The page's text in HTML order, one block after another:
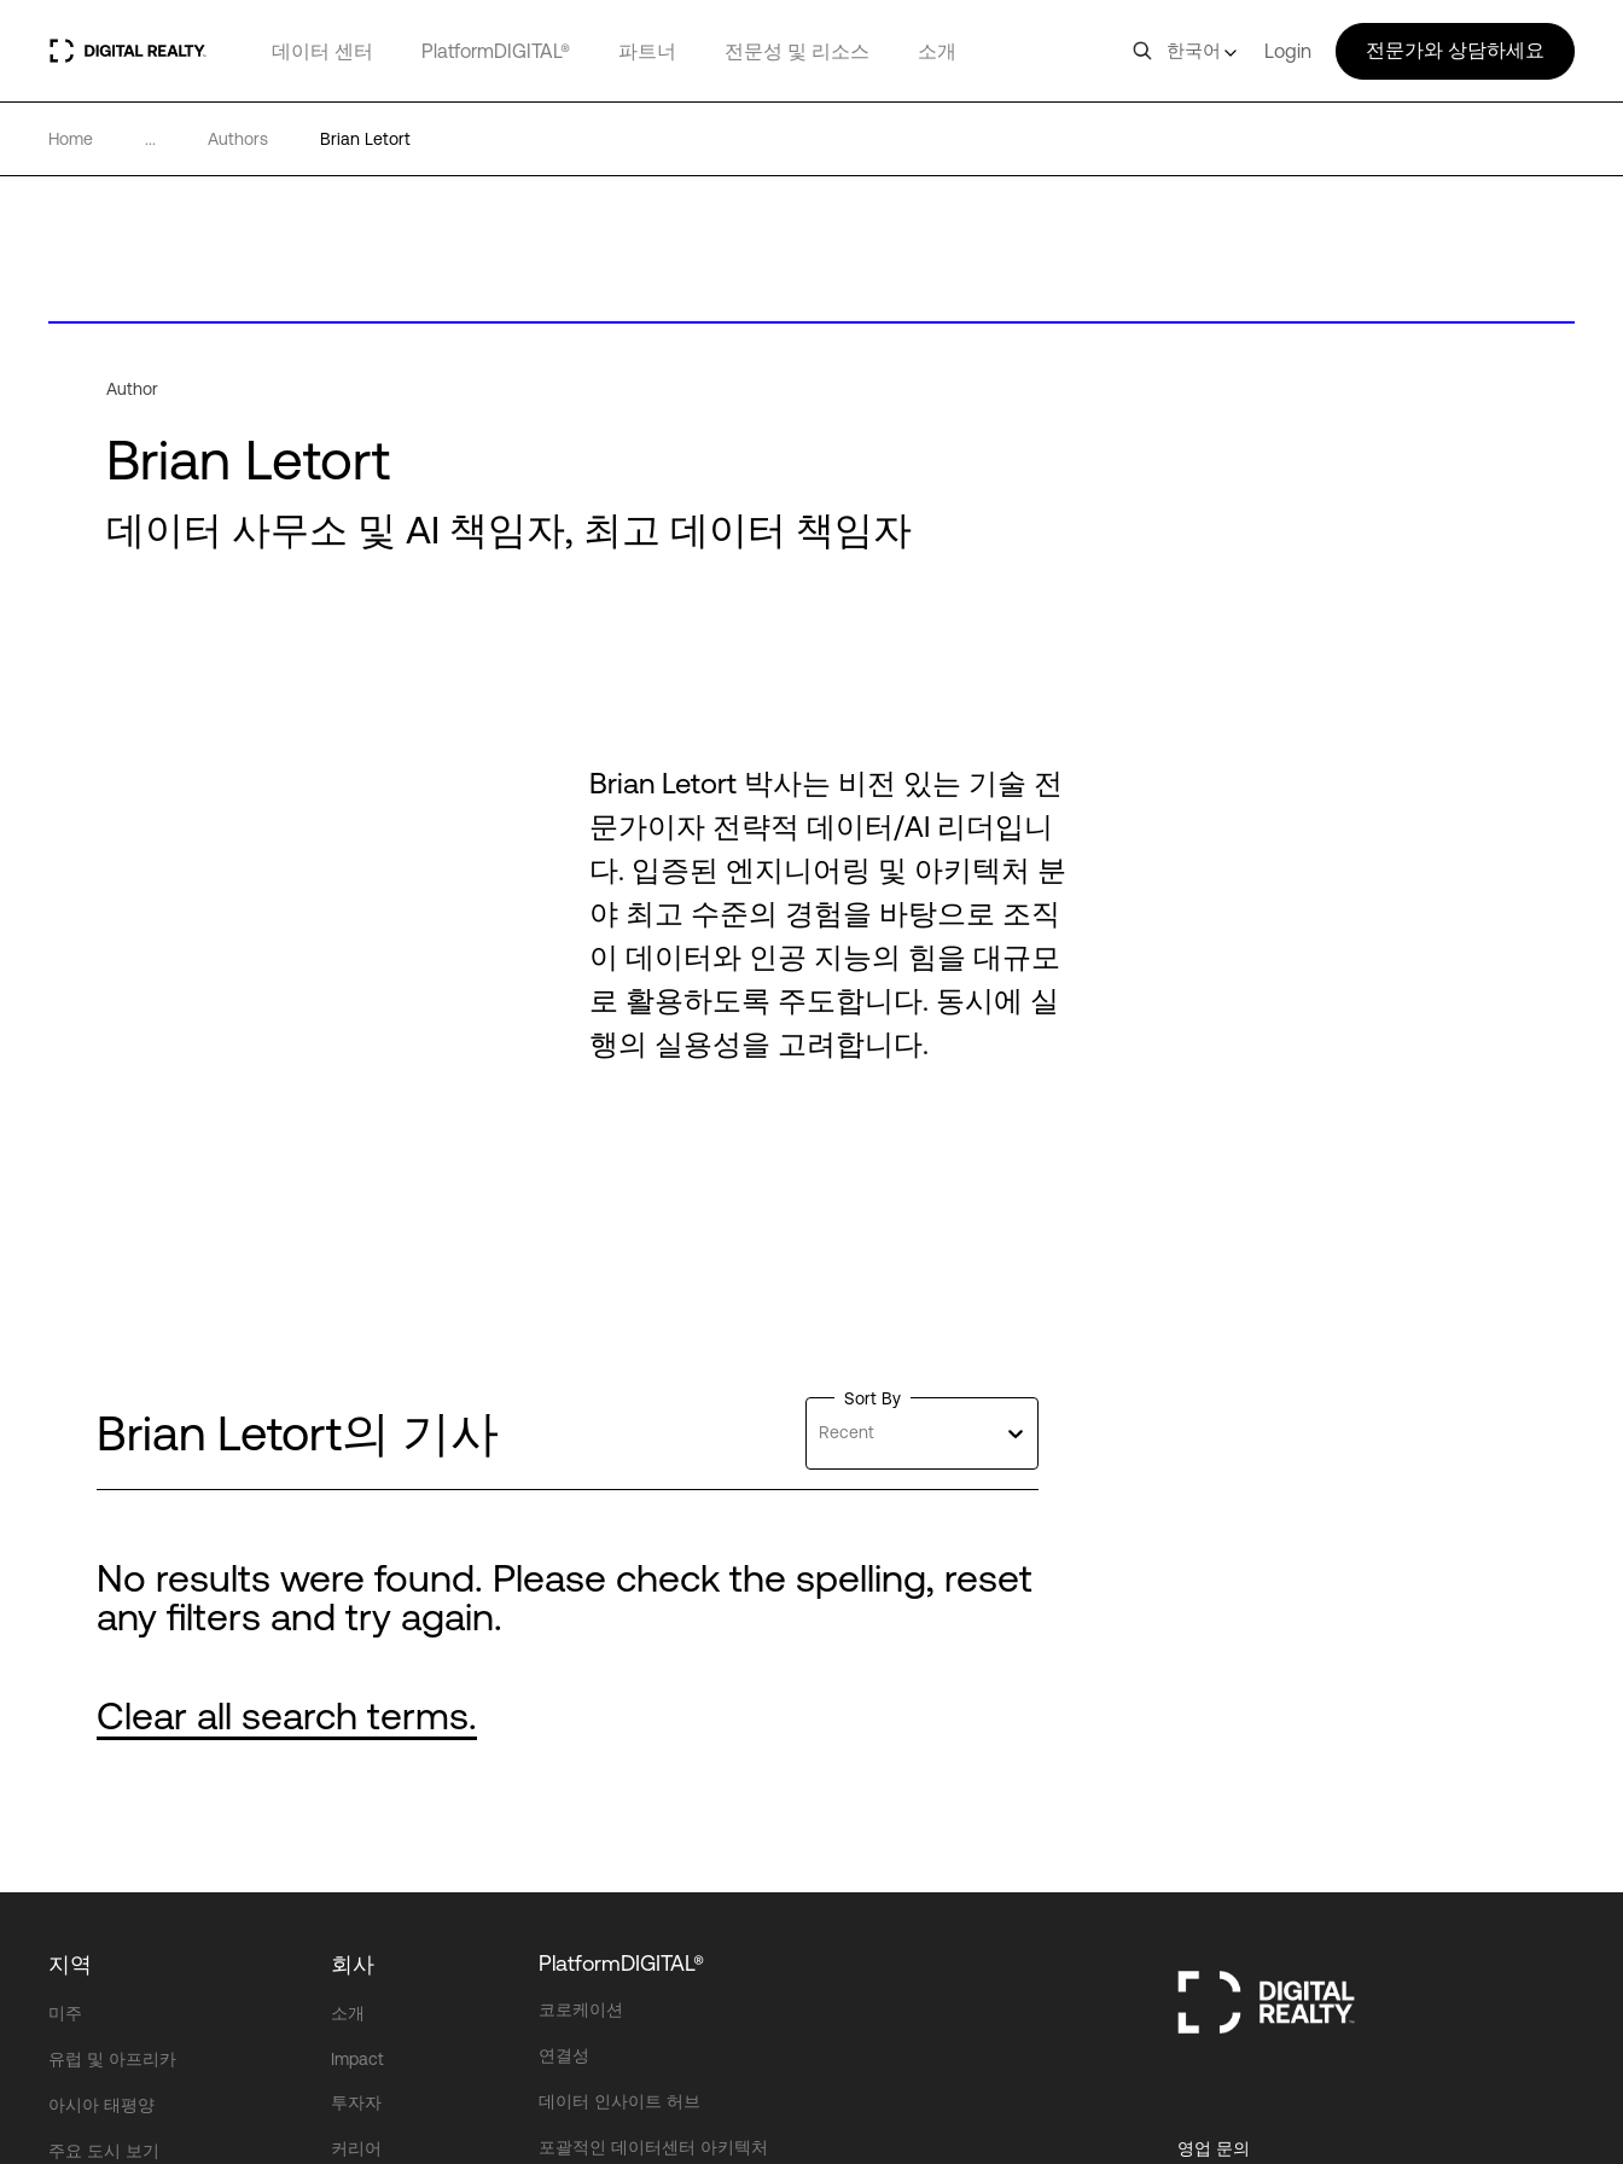
데이터 센터 PlatformDIGITAL® 파트너 전문성 및 리소스 소개 한국어 Login 전문가와 상담하세요
Home ... Authors Brian Letort
Author
Brian Letort
데이터 사무소 및 AI 책임자, 최고 데이터 책임자
Brian Letort 박사는 비전 있는 기술 전
문가이자 전략적 데이터/AI 리더입니
다. 입증된 엔지니어링 및 아키텍처 분
야 최고 수준의 경험을 바탕으로 조직
이 데이터와 인공 지능의 힘을 대규모
로 활용하도록 주도합니다. 동시에 실
행의 실용성을 고려합니다.
Brian Letort의 기사
Sort By
Recent
No results were found. Please check the spelling, reset
any filters and try again.
Clear all search terms.
지역
미주
유럽 및 아프리카
아시아 태평양
주요 도시 보기
회사
소개
Impact
투자자
커리어
PlatformDIGITAL®
코로케이션
연결성
데이터 인사이트 허브
포괄적인 데이터센터 아키텍처 영업 문의